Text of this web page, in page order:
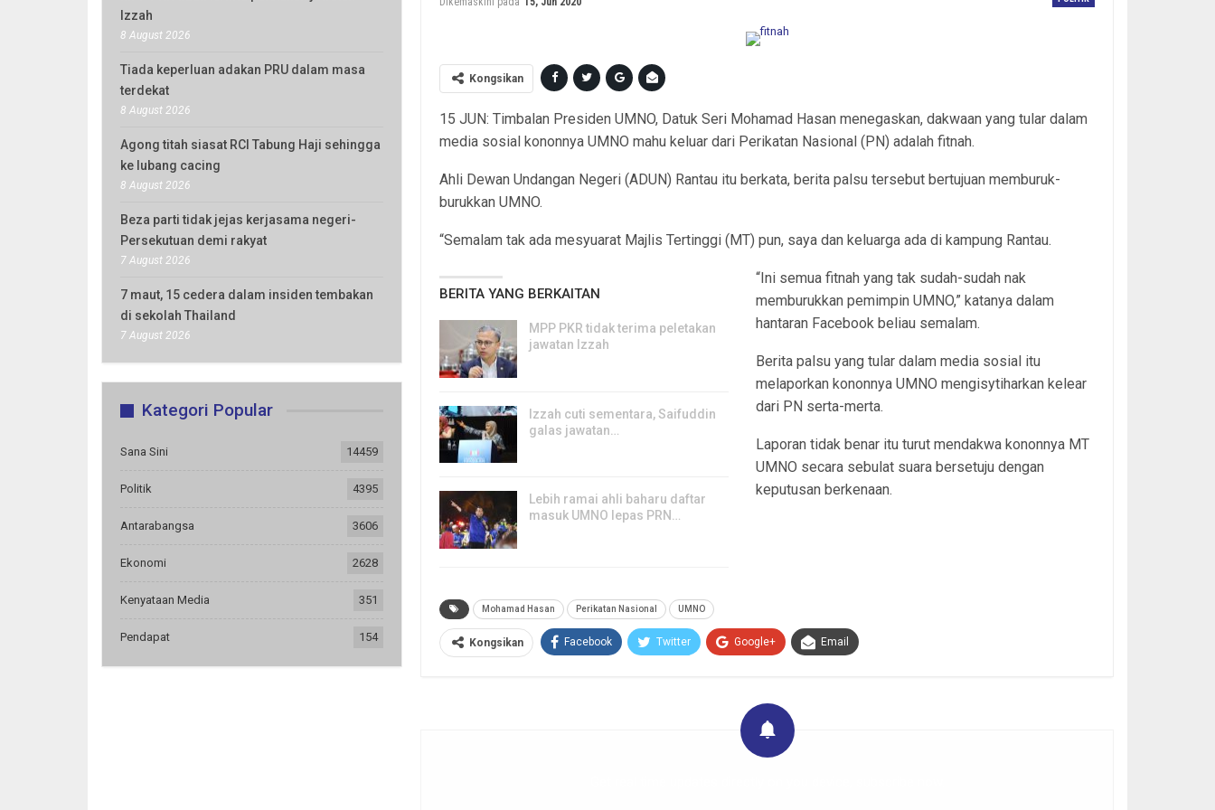
Kongsikan
15 JUN: Timbalan Presiden UMNO, Datuk Seri Mohamad Hasan menegaskan, dakwaan yang tular dalam
media sosial kononnya UMNO mahu keluar dari Perikatan Nasional (PN) adalah fitnah.
Ahli Dewan Undangan Negeri (ADUN) Rantau itu berkata, berita palsu tersebut bertujuan memburuk-
burukkan UMNO.
“Semalam tak ada mesyuarat Majlis Tertinggi (MT) pun, saya dan keluarga ada di kampung Rantau.
BERITA YANG BERKAITAN
MPP PKR tidak terima peletakan
jawatan Izzah
Izzah cuti sementara, Saifuddin
galas jawatan…
Lebih ramai ahli baharu daftar
masuk UMNO lepas PRN…
“Ini semua fitnah yang tak sudah-sudah nak
memburukkan pemimpin UMNO,” katanya dalam
hantaran Facebook beliau semalam.
Berita palsu yang tular dalam media sosial itu
melaporkan kononnya UMNO mengisytiharkan kelear
dari PN serta-merta.
Laporan tidak benar itu turut mendakwa kononnya MT
UMNO secara sebulat suara bersetuju dengan
keputusan berkenaan.
Mohamad Hasan Perikatan Nasional UMNO
Kongsikan Facebook Twitter Google+ Email
Izzah
8 August 2026
Tiada keperluan adakan PRU dalam masa
terdekat
8 August 2026
Agong titah siasat RCI Tabung Haji sehingga
ke lubang cacing
8 August 2026
Beza parti tidak jejas kerjasama negeri-
Persekutuan demi rakyat
7 August 2026
7 maut, 15 cedera dalam insiden tembakan
di sekolah Thailand
7 August 2026
Kategori Popular
Sana Sini 14459
Politik 4395
Antarabangsa 3606
Ekonomi 2628
Kenyataan Media 351
Pendapat 154